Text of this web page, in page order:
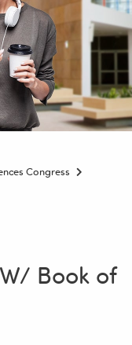
Congress
Book of